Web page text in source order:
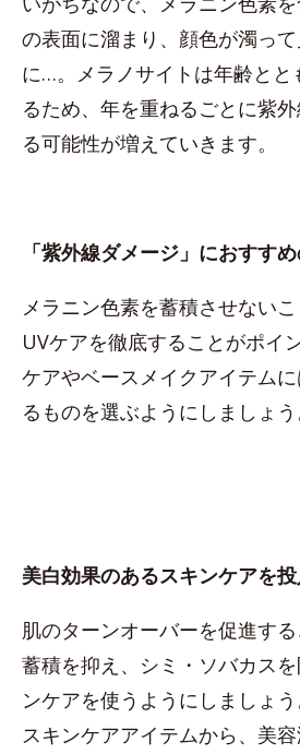
の表面に溜まり、顔色が濁っ
に…。メラノサイトは年齢とと
るため、年を重ねるごとに紫
る可能性が増えていきます。
「紫外線ダメージ」におすす
メラニン色素を蓄積させない
UVケアを徹底することがポイ
ケアやベースメイクアイテム
るものを選ぶようにしましょう
美白効果のあるスキンケアを
肌のターンオーバーを促進す
蓄積を抑え、シミ・ソバカス
ンケアを使うようにしましょ
スキンケアアイテムから、美